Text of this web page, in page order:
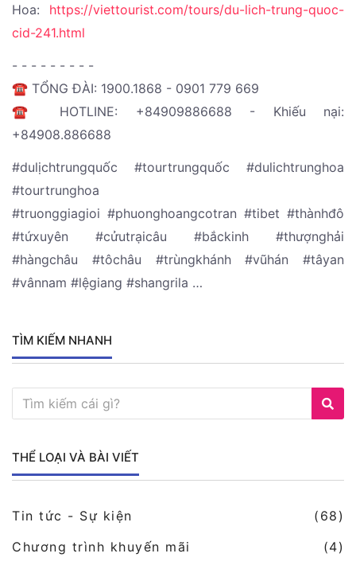
Hoa: https://viettourist.com/tours/du-lich-trung-quoc-
cid-241.html
- - - - - - - - -
☎️ TỔNG ĐÀI: 1900.1868 - 0901 779 669
☎️ HOTLINE: +84909886688 - Khiếu nại:
+84908.886688
#dulịchtrungquốc #tourtrungquốc #dulichtrunghoa
#tourtrunghoa
#truonggiagioi #phuonghoangcotran #tibet #thànhđô
#tứxuyên #cửutrạicâu #bắckinh #thượnghải
#hàngchâu #tôchâu #trùngkhánh #vũhán #tâyan
#vânnam #lệgiang #shangrila …
TÌM KIẾM NHANH
THỂ LOẠI VÀ BÀI VIẾT
Tin tức - Sự kiện
(68)
Chương trình khuyến mãi
(4)